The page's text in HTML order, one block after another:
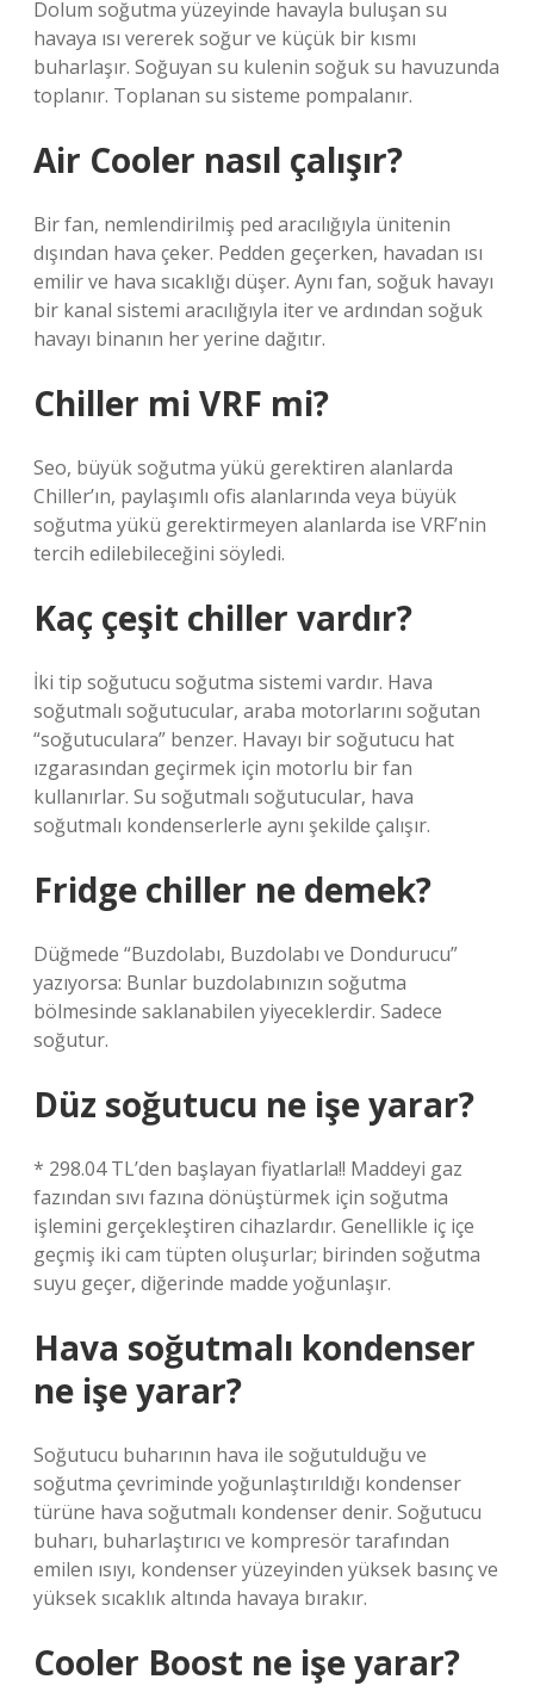
Dolum soğutma yüzeyinde havayla buluşan su
havaya ısı vererek soğur ve küçük bir kısmı
buharlaşır. Soğuyan su kulenin soğuk su havuzunda
toplanır. Toplanan su sisteme pompalanır.
Air Cooler nasıl çalışır?
Bir fan, nemlendirilmiş ped aracılığıyla ünitenin
dışından hava çeker. Pedden geçerken, havadan ısı
emilir ve hava sıcaklığı düşer. Aynı fan, soğuk havayı
bir kanal sistemi aracılığıyla iter ve ardından soğuk
havayı binanın her yerine dağıtır.
Chiller mi VRF mi?
Seo, büyük soğutma yükü gerektiren alanlarda
Chiller’ın, paylaşımlı ofis alanlarında veya büyük
soğutma yükü gerektirmeyen alanlarda ise VRF’nin
tercih edilebileceğini söyledi.
Kaç çeşit chiller vardır?
İki tip soğutucu soğutma sistemi vardır. Hava
soğutmalı soğutucular, araba motorlarını soğutan
“soğutuculara” benzer. Havayı bir soğutucu hat
ızgarasından geçirmek için motorlu bir fan
kullanırlar. Su soğutmalı soğutucular, hava
soğutmalı kondenserlerle aynı şekilde çalışır.
Fridge chiller ne demek?
Düğmede “Buzdolabı, Buzdolabı ve Dondurucu”
yazıyorsa: Bunlar buzdolabınızın soğutma
bölmesinde saklanabilen yiyeceklerdir. Sadece
soğutur.
Düz soğutucu ne işe yarar?
* 298.04 TL’den başlayan fiyatlarla!! Maddeyi gaz
fazından sıvı fazına dönüştürmek için soğutma
işlemini gerçekleştiren cihazlardır. Genellikle iç içe
geçmiş iki cam tüpten oluşurlar; birinden soğutma
suyu geçer, diğerinde madde yoğunlaşır.
Hava soğutmalı kondenser
ne işe yarar?
Soğutucu buharının hava ile soğutulduğu ve
soğutma çevriminde yoğunlaştırıldığı kondenser
türüne hava soğutmalı kondenser denir. Soğutucu
buharı, buharlaştırıcı ve kompresör tarafından
emilen ısıyı, kondenser yüzeyinden yüksek basınç ve
yüksek sıcaklık altında havaya bırakır.
Cooler Boost ne işe yarar?